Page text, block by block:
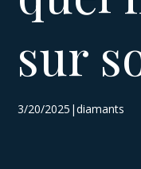
sur
3/20/2025|diamants